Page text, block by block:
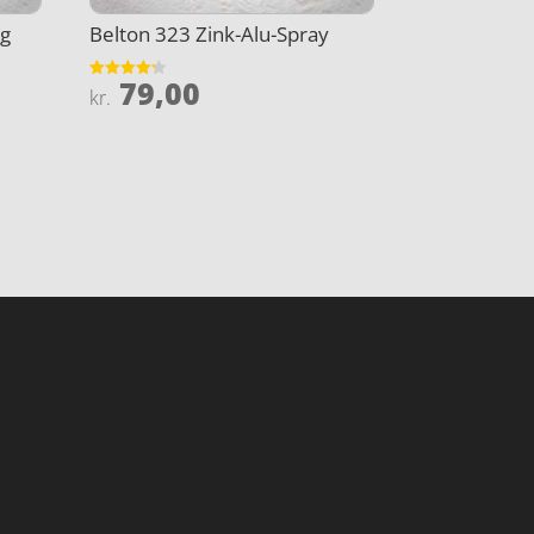
Belton 323 Zink-Alu-Spray
Vurderet
4.2
kr. 79,00